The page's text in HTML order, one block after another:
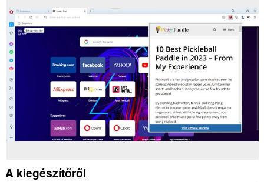
A kiegészítőről